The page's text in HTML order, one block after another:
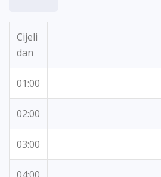
Cijeli
dan
01:00
02:00
03:00